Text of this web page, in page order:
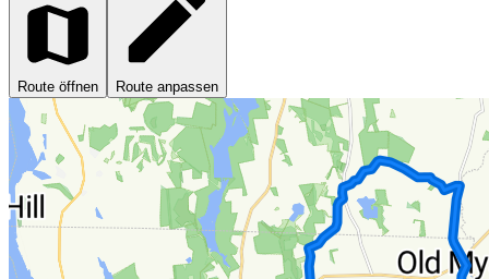
Route öffnen Route anpassen